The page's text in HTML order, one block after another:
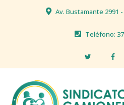
Av. Bustamante 2991
Teléfono: